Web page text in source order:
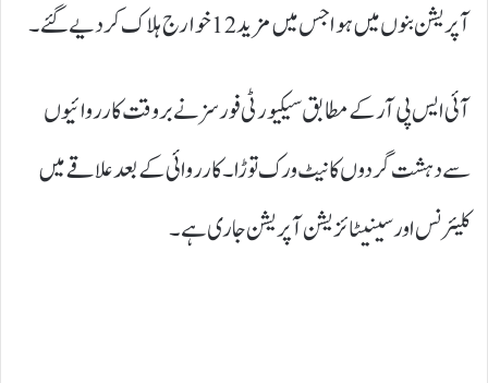
آپریشن بنوں میں ہوا جس میں مزید 12 خوارج ہلاک کردیے گئے۔
آئی ایس پی آر کے مطابق سیکیورٹی فورسز نے بروقت کارروائیوں
سے دہشت گردوں کا نیٹ ورک توڑا۔ کارروائی کے بعد علاقے میں
کلیئرنس اور سینیٹائزیشن آپریشن جاری ہے۔